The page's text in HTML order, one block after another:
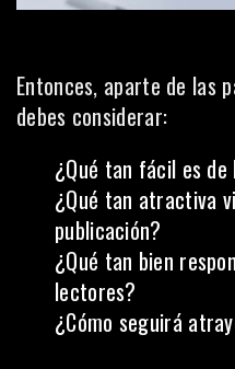
Entonces, aparte de las
debes considerar:
¿Qué tan fácil es de
¿Qué tan atractiva
publicación?
¿Qué tan bien
lectores?
¿Cómo seguirá